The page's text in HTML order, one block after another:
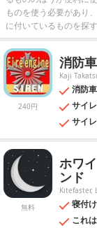
ものを使う必要があり
に付いているものを探
240円
消防
Kaji
消防
サイ
サイ
無料
ホワ
ンド
Kitefaster,
寝付
これ